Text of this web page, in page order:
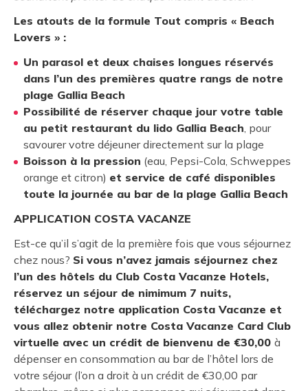
Les atouts de la formule Tout compris « Beach
Lovers » :
Un parasol et deux chaises longues réservés
dans l’un des premières quatre rangs de notre
plage Gallia Beach
Possibilité de réserver chaque jour votre table
au petit restaurant du lido Gallia Beach, pour
savourer votre déjeuner directement sur la plage
Boisson à la pression (eau, Pepsi-Cola, Schweppes
orange et citron) et service de café disponibles
toute la journée au bar de la plage Gallia Beach
APPLICATION COSTA VACANZE
Est-ce qu’il s’agit de la première fois que vous séjournez
chez nous? Si vous n’avez jamais séjournez chez
l’un des hôtels du Club Costa Vacanze Hotels,
réservez un séjour de nimimum 7 nuits,
téléchargez notre application Costa Vacanze et
vous allez obtenir notre Costa Vacanze Card Club
virtuelle avec un crédit de bienvenu de €30,00 à
dépenser en consommation au bar de l’hôtel lors de
votre séjour (l’on a droit à un crédit de €30,00 par